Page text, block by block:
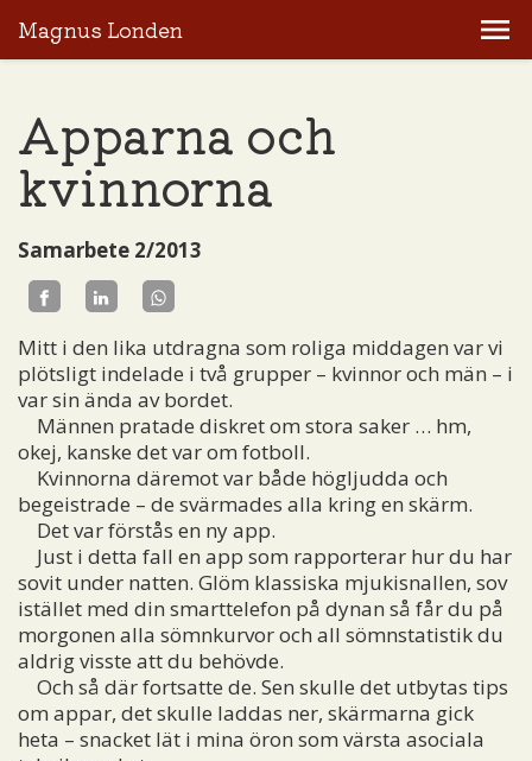
Magnus Londen
Apparna och
kvinnorna
Samarbete 2/2013
Mitt i den lika utdragna som roliga middagen var vi
plötsligt indelade i två grupper – kvinnor och män – i
var sin ända av bordet.
Männen pratade diskret om stora saker … hm,
okej, kanske det var om fotboll.
Kvinnorna däremot var både högljudda och
begeistrade – de svärmades alla kring en skärm.
Det var förstås en ny app.
Just i detta fall en app som rapporterar hur du har
sovit under natten. Glöm klassiska mjukisnallen, sov
istället med din smarttelefon på dynan så får du på
morgonen alla sömnkurvor och all sömnstatistik du
aldrig visste att du behövde.
Och så där fortsatte de. Sen skulle det utbytas tips
om appar, det skulle laddas ner, skärmarna gick
heta – snacket lät i mina öron som värsta asociala